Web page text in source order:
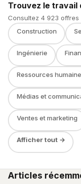
Trouvez le travail
Consultez 4 923 offres
Construction
Ingénierie
Ressources
Médias et
Ventes et marketing
Afficher tout →
Articles